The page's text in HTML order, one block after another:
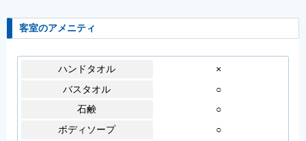
客室のアメニティ
ハンドタオル
×
バスタオル
○
石鹸
○
ボディソープ
○